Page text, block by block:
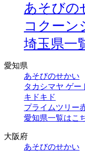
あそびの
コクーン
埼玉県一
愛知県
あそびのせかい
タカシマヤ ゲー
キドキド
プライムツリー
愛知県一覧はこ
大阪府
あそびのせかい